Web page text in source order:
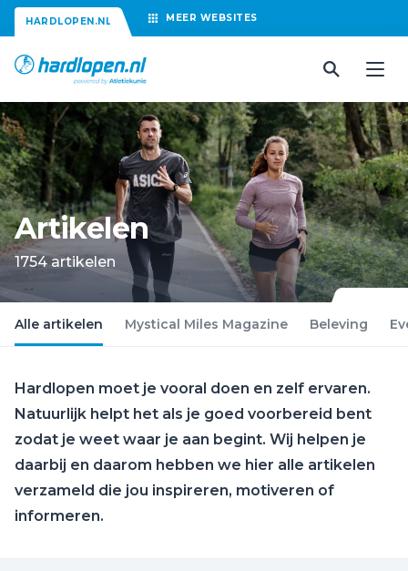
HARDLOPEN.NL MEER WEBSITES
Artikelen
1754 artikelen
Alle artikelen Mystical Miles Magazine Beleving
Hardlopen moet je vooral doen en zelf ervaren.
Natuurlijk helpt het als je goed voorbereid bent
zodat je weet waar je aan begint. Wij helpen je
daarbij en daarom hebben we hier alle artikelen
verzameld die jou inspireren, motiveren of
informeren.